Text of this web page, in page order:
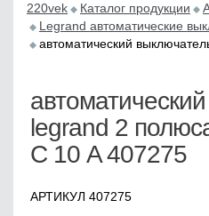
220vek Каталог продукции
Legrand автоматические
автоматический
legrand 2
С 10 A 407275
АРТИКУЛ 407275